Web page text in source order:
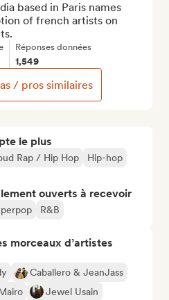
le plus
Rap / Hip Hop
Hip-hop
ouverts à recevoir
R&B
morceaux d’artistes
Caballero & JeanJass
Jewel Usain
based in Paris names
of french artists on
Réponses données
1,549
/ pros similaires